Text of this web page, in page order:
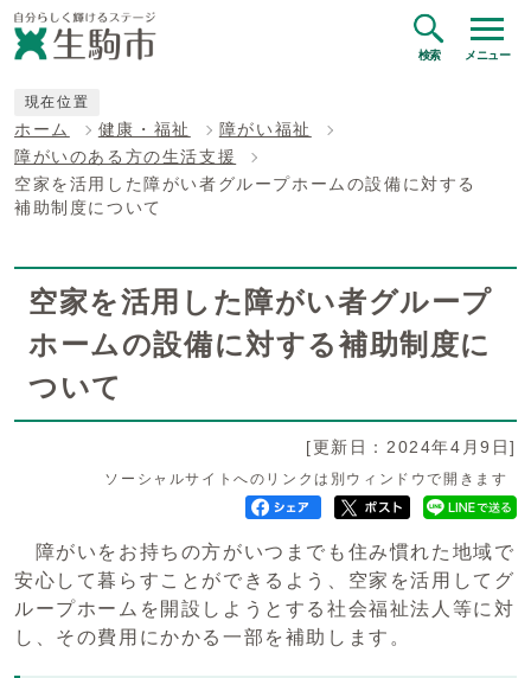
検索 メニュー
現在位置
ホーム 健康・福祉
障がい福祉
障がいのある方の生活支援
空家を活用した障がい者グループホームの設備に対する
補助制度について
空家を活用した障がい者グループ
ホームの設備に対する補助制度に
ついて
[更新日：2024年4月9日]
ソーシャルサイトへのリンクは別ウィンドウで開きます
障がいをお持ちの方がいつまでも住み慣れた地域で
安心して暮らすことができるよう、空家を活用してグ
ループホームを開設しようとする社会福祉法人等に対
し、その費用にかかる一部を補助します。